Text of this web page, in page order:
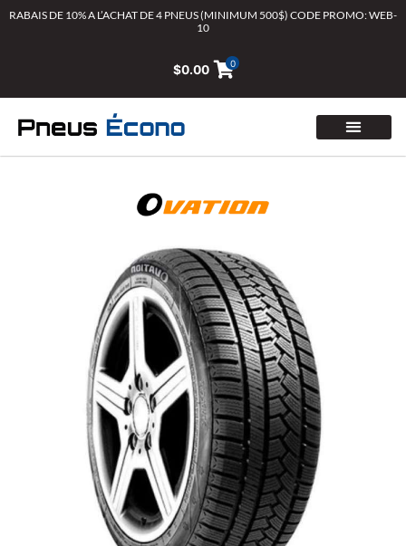
AllerRABAIS DE 10% A L’ACHAT DE 4 PNEUS (MINIMUM 500$) CODE PROMO: WEB-
10
$0.00 0